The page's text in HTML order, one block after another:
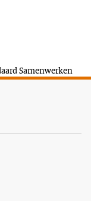
Samenwerken